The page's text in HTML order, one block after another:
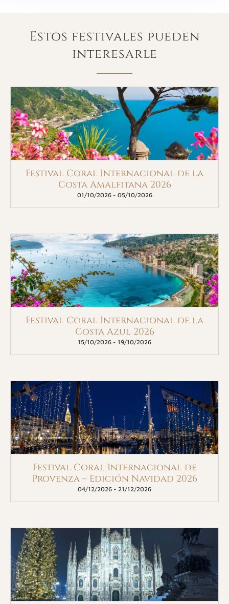
Estos festivales pueden
interesarle
Festival Coral Internacional de la
Costa Amalfitana 2026
01/10/2026- 05/10/2026
Festival Coral Internacional de la
Costa Azul 2026
15/10/2026 - 19/10/2026
Festival Coral Internacional de
Provenza – Edición Navidad 2026
04/12/2026 - 21/12/2026